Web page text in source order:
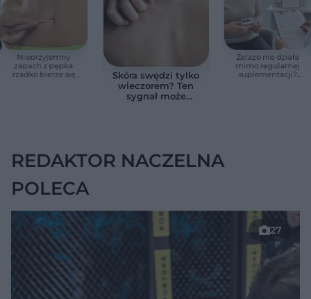
Nieprzyjemny
zapach z pępka
rzadko bierze się
Skóra swędzi tylko
wieczorem? Ten
sygnał może
Żelazo nie działa
mimo regularnej
suplementacji?
REDAKTOR NACZELNA
POLECA
27